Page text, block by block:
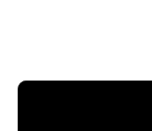
Lieu : Neuilly